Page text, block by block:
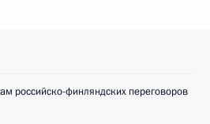
российско-финляндских переговоров